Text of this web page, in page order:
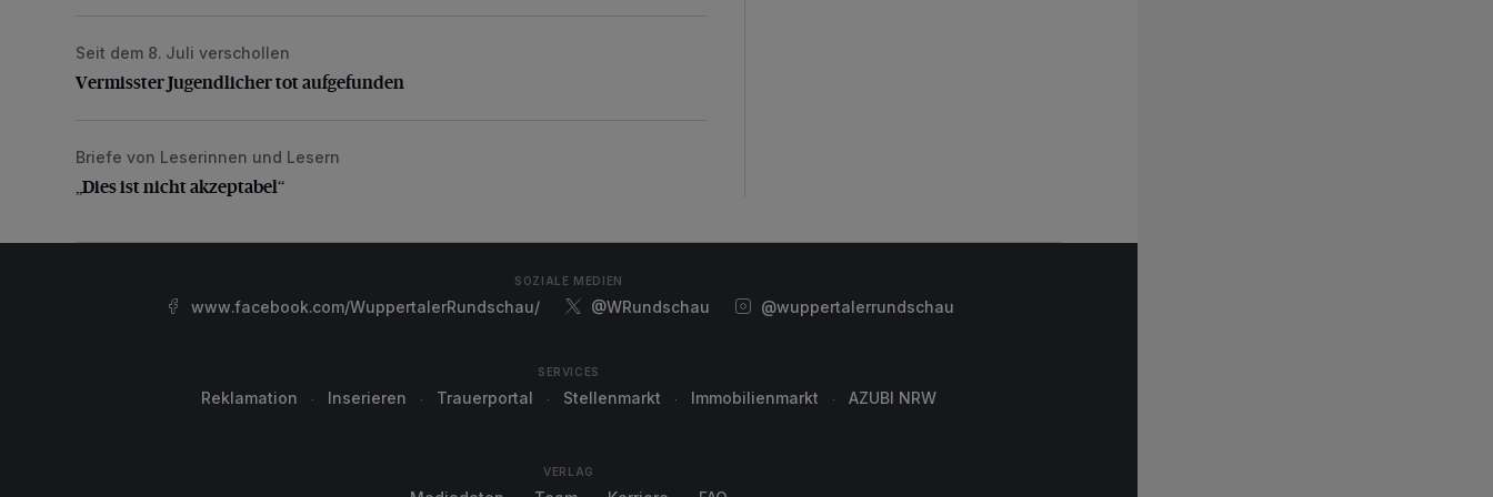
Vermisster Jugendlicher tot aufgefunden
Seit dem 8. Juli verschollen
Vermisster Jugendlicher tot aufgefunden
„Dies ist nicht akzeptabel“
Briefe von Leserinnen und Lesern
„Dies ist nicht akzeptabel“
SOZIALE MEDIEN
www.facebook.com/WuppertalerRundschau/ @WRundschau @wuppertalerrundschau
SERVICES
Reklamation Inserieren Trauerportal Stellenmarkt Immobilienmarkt AZUBI NRW
VERLAG